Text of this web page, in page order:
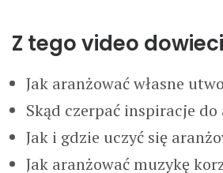
Z tego video
Jak aranżować własne
Skąd czerpać inspiracje
Jak i gdzie uczyć się
Jak aranżować muzykę